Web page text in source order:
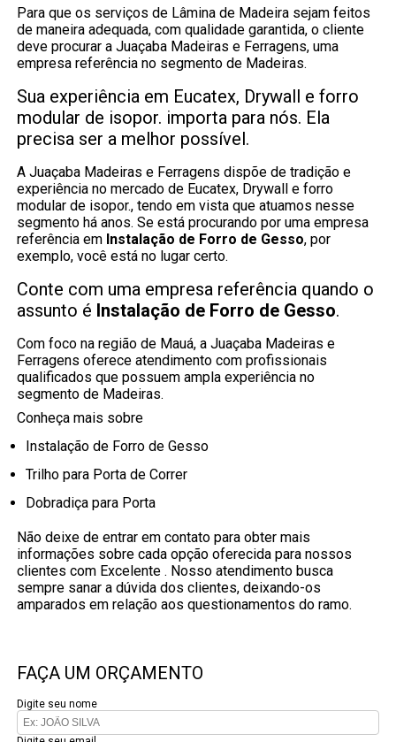
Para que os serviços de Lâmina de Madeira sejam feitos
de maneira adequada, com qualidade garantida, o cliente
deve procurar a Juaçaba Madeiras e Ferragens, uma
empresa referência no segmento de Madeiras.
Sua experiência em Eucatex, Drywall e forro
modular de isopor. importa para nós. Ela
precisa ser a melhor possível.
A Juaçaba Madeiras e Ferragens dispõe de tradição e
experiência no mercado de Eucatex, Drywall e forro
modular de isopor., tendo em vista que atuamos nesse
segmento há anos. Se está procurando por uma empresa
referência em Instalação de Forro de Gesso, por
exemplo, você está no lugar certo.
Conte com uma empresa referência quando o
assunto é Instalação de Forro de Gesso.
Com foco na região de Mauá, a Juaçaba Madeiras e
Ferragens oferece atendimento com profissionais
qualificados que possuem ampla experiência no
segmento de Madeiras.
Conheça mais sobre
Instalação de Forro de Gesso
Trilho para Porta de Correr
Dobradiça para Porta
Não deixe de entrar em contato para obter mais
informações sobre cada opção oferecida para nossos
clientes com Excelente . Nosso atendimento busca
sempre sanar a dúvida dos clientes, deixando-os
amparados em relação aos questionamentos do ramo.
FAÇA UM ORÇAMENTO
Digite seu nome